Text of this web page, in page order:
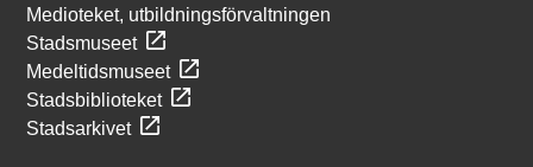
Medioteket, utbildningsförvaltningen
Stadsmuseet
Medeltidsmuseet
Stadsbiblioteket
Stadsarkivet